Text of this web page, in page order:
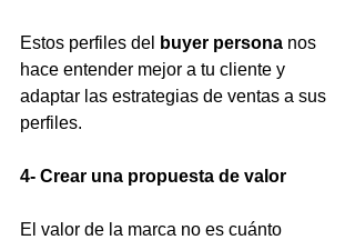
Estos perfiles del buyer persona nos
hace entender mejor a tu cliente y
adaptar las estrategias de ventas a sus
perfiles.
4- Crear una propuesta de valor
El valor de la marca no es cuánto